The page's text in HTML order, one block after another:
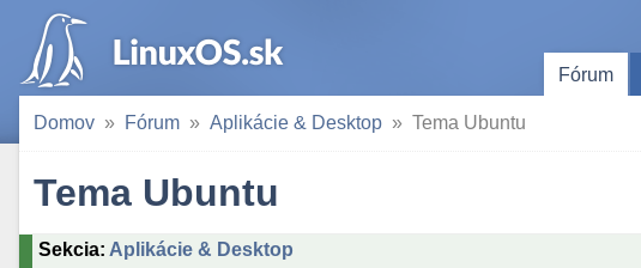
Fórum
Domov Fórum Aplikácie & Desktop Tema Ubuntu
Tema Ubuntu
Sekcia: Aplikácie & Desktop